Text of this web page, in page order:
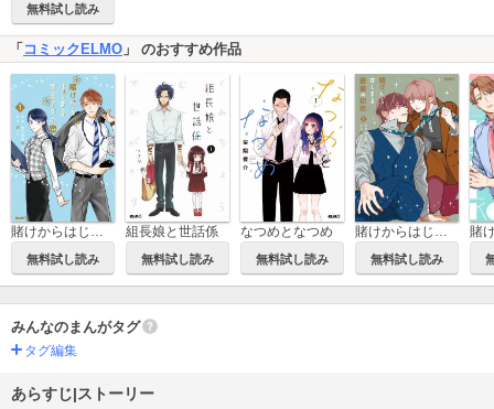
無料試し読み
「 コミックELMO 」 のおすすめ作品
無料試し読み
組長娘と世話係
無料試し読み
なつめとなつめ
無料試し読み 無料試し読み
みんなのまんがタグ
タグ編集
あらすじ|ストーリー